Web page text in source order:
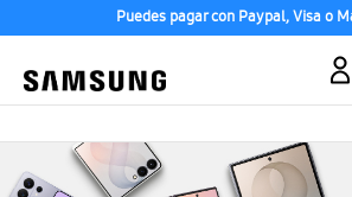
Puedes pagar con Paypal, Visa o